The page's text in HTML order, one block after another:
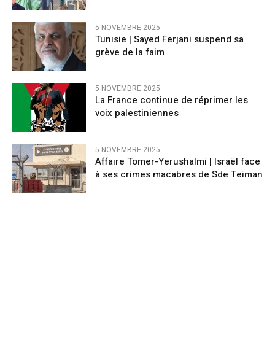
5 NOVEMBRE 2025
Tunisie | Sayed Ferjani suspend sa
grève de la faim
5 NOVEMBRE 2025
La France continue de réprimer les
voix palestiniennes
5 NOVEMBRE 2025
Affaire Tomer-Yerushalmi | Israël face
à ses crimes macabres de Sde Teiman